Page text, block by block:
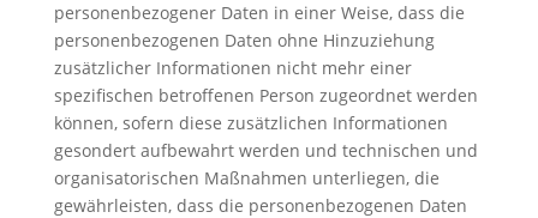
personenbezogener Daten in einer Weise, dass die
personenbezogenen Daten ohne Hinzuziehung
zusätzlicher Informationen nicht mehr einer
spezifischen betroffenen Person zugeordnet werden
können, sofern diese zusätzlichen Informationen
gesondert aufbewahrt werden und technischen und
organisatorischen Maßnahmen unterliegen, die
gewährleisten, dass die personenbezogenen Daten